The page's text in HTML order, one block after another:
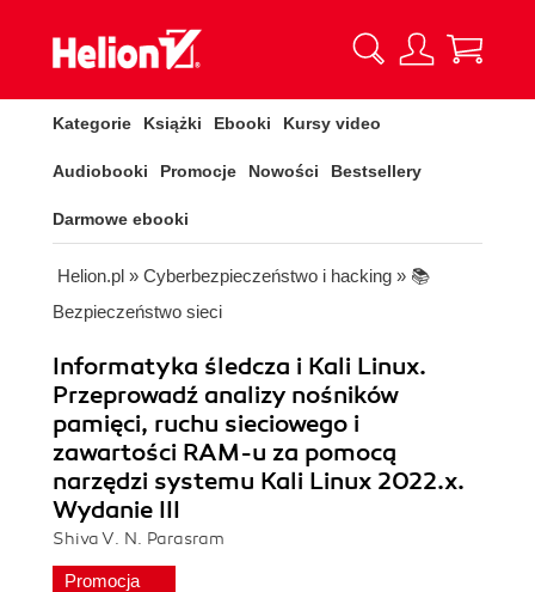
Kategorie Książki Ebooki Kursy video
Audiobooki Promocje Nowości Bestsellery
Darmowe ebooki
Helion.pl » Cyberbezpieczeństwo i hacking » 📚
Bezpieczeństwo sieci
Informatyka śledcza i Kali Linux.
Przeprowadź analizy nośników
pamięci, ruchu sieciowego i
zawartości RAM-u za pomocą
narzędzi systemu Kali Linux 2022.x.
Wydanie III
Shiva V. N. Parasram
Promocja